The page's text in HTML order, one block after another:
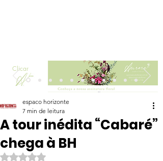
Clicar
A tour inédita “Cabaré”
chega à BH
espaco horizonte
7 min de leitura
Avaliado com NaN de 5 estrelas.